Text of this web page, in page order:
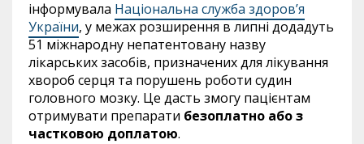
інформувала Національна служба здоров’я
України, у межах розширення в липні додадуть
51 міжнародну непатентовану назву
лікарських засобів, призначених для лікування
хвороб серця та порушень роботи судин
головного мозку. Це дасть змогу пацієнтам
отримувати препарати безоплатно або з
частковою доплатою.